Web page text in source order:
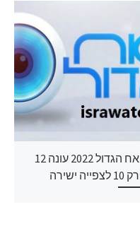
האח הגדול 2022 עונה 12
ישירה